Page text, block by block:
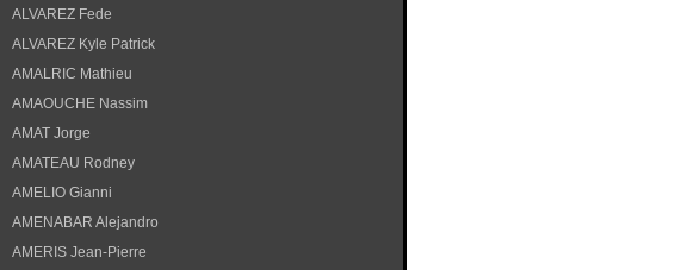
ALVAREZ Fede
ALVAREZ Kyle Patrick
AMALRIC Mathieu
AMAOUCHE Nassim
AMAT Jorge
AMATEAU Rodney
AMELIO Gianni
AMENABAR Alejandro
AMERIS Jean-Pierre